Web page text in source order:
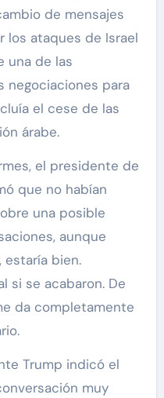
de mensajes
los ataques de Israel
una de las
negociaciones para
el cese de las
árabe.
el presidente de
que no habían
una posible
aunque
estaría bien.
si se acabaron. De
da completamente
Trump indicó el
muy